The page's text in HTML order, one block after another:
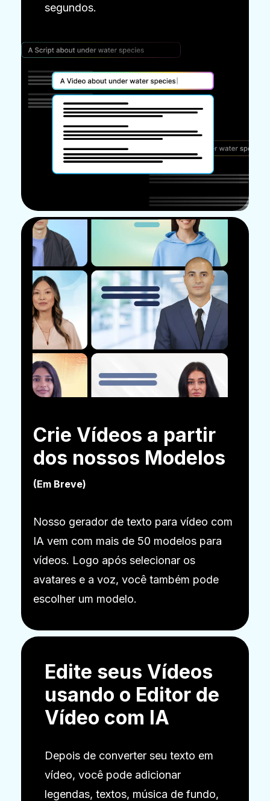
segundos.
Crie Vídeos a partir
dos nossos Modelos
(Em Breve)
Nosso gerador de texto para vídeo com
IA vem com mais de 50 modelos para
vídeos. Logo após selecionar os
avatares e a voz, você também pode
escolher um modelo.
Edite seus Vídeos
usando o Editor de
Vídeo com IA
Depois de converter seu texto em
vídeo, você pode adicionar
legendas, textos, música de fundo,